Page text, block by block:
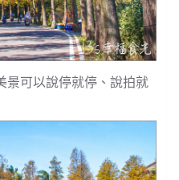
景可以說停就停、說拍就